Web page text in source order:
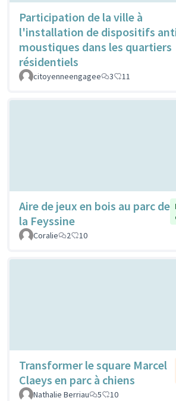
Participation de la ville à
l'installation de dispositifs
moustiques dans les quartiers
résidentiels
citoyenneengagee 3 11
Aire de jeux en bois au parc de
la Feyssine
Coralie
2 10
Transformer le square Marcel
Claeys en parc à chiens
Nathalie Berriau
5 10